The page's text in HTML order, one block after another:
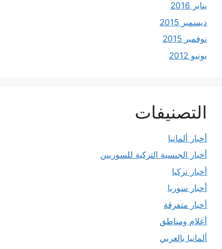
يناير 2016
ديسمبر 2015
نوفمبر 2015
يونيو 2012
التصنيفات
أخبار ألمانيا
أخبار الجنسية التركية للسوريين
أخبار تركيا
أخبار سوريا
أخبار متفرقة
أعلام ومناطق
ألمانيا بالعربي